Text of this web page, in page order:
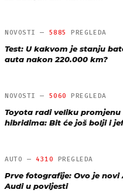
NOVOSTI — 5885 PREGLEDA
Test: U kakvom je stanju
auta nakon 220.000 km?
NOVOSTI — 5060 PREGLEDA
Toyota radi veliku promjenu
hibridima: Bit će još bolji i
AUTO — 4310 PREGLEDA
Prve fotografije: Ovo je novi
Audi u povijesti